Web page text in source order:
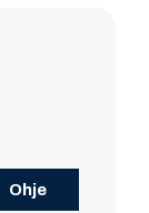
Ohje